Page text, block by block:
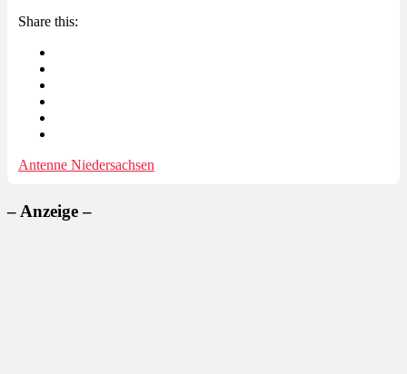
Share this:
Antenne Niedersachsen
– Anzeige –